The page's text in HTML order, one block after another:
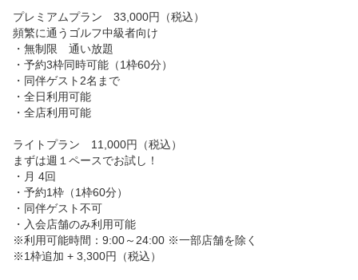
プレミアムプラン　33,000円（税込）
頻繁に通うゴルフ中級者向け
・無制限　通い放題
・予約3枠同時可能（1枠60分）
・同伴ゲスト2名まで
・全日利用可能
・全店利用可能
ライトプラン　11,000円（税込）
まずは週１ペースでお試し！
・月 4回
・予約1枠（1枠60分）
・同伴ゲスト不可
・入会店舗のみ利用可能
※利用可能時間：9:00～24:00 ※一部店舗を除く
※1枠追加 + 3,300円（税込）